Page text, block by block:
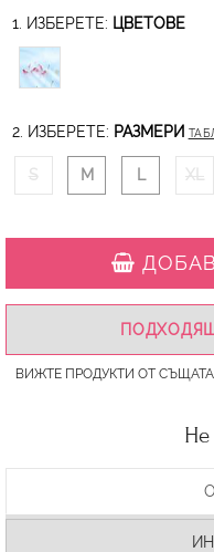
1. ИЗБЕРЕТЕ: ЦВЕТОВЕ
2. ИЗБЕРЕТЕ: РАЗМЕРИ
S M L XL
ВИЖТЕ ПРОДУКТИ ОТ
Не